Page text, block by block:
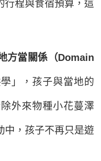
行程與食宿預算，這
方當關係（Domain
」，孩子與當地的
外來物種小花蔓澤
中，孩子不再只是遊